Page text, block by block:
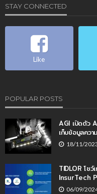
STAY CONNECTED
Like
POPULAR POSTS
AGI เปิดตัว
เก็บข้อมูลควา
18/11/
TIDLOR โชว์
InsurTech
06/09/